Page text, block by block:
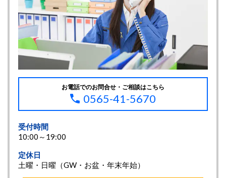
お電話でのお問合せ・ご相談はこちら
0565-41-5670
受付時間
10:00～19:00
定休日
土曜・日曜（GW・お盆・年末年始）